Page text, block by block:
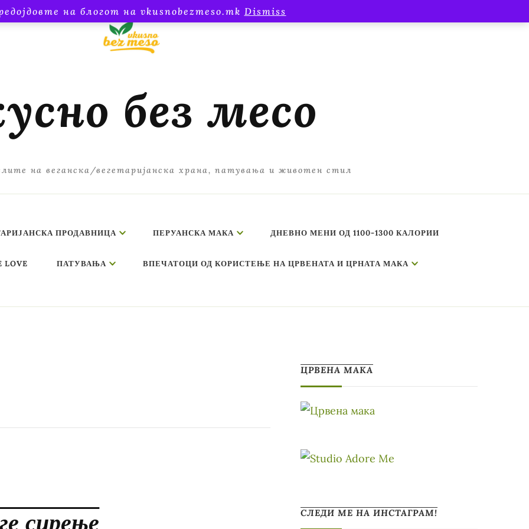
на блогот на vkusnobezmeso.mk Dismiss
без месо
на веганска/вегетаријанска храна, патувања и животен стил
ПРОДАВНИЦА ПЕРУАНСКА МАКА ДНЕВНО МЕНИ ОД 1100-1300 КАЛОРИИ
LOVE ПАТУВАЊА ВПЕЧАТОЦИ ОД КОРИСТЕЊЕ НА ЦРВЕНАТА И ЦРНАТА МАКА
сирење
ЦРВЕНА МАКА
СЛЕДИ МЕ НА ИНСТАГРАМ!